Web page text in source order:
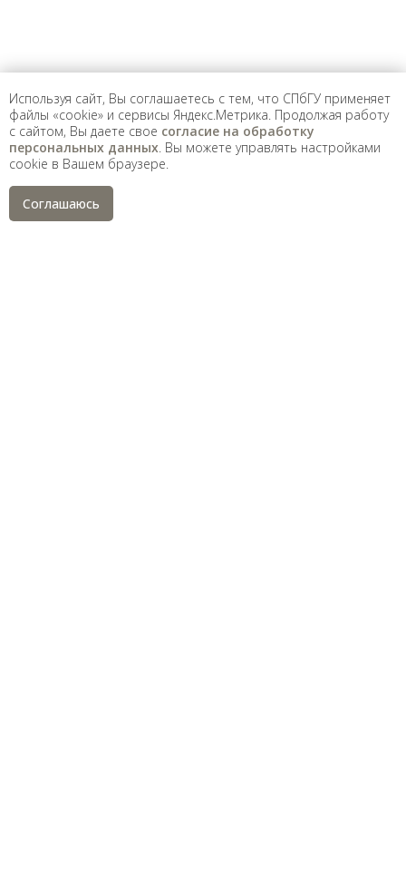
Используя сайт, Вы соглашаетесь с тем, что СПбГУ применяет
файлы «cookie» и сервисы Яндекс.Метрика. Продолжая работу
с сайтом, Вы даете свое согласие на обработку
персональных данных . Вы можете управлять настройками
cookie в Вашем браузере.
Соглашаюсь